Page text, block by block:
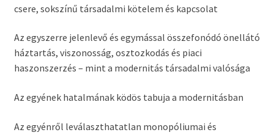
csere, sokszínű társadalmi kötelem és kapcsolat
Az egyszerre jelenlevő és egymással összefonódó önellátó
háztartás, viszonosság, osztozkodás és piaci
haszonszerzés – mint a modernitás társadalmi valósága
Az egyének hatalmának ködös tabuja a modernitásban
Az egyénről leválaszthatatlan monopóliumai és